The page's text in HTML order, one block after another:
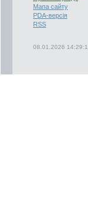
Мапа сайту
PDA-версія
RSS
08.01.2026